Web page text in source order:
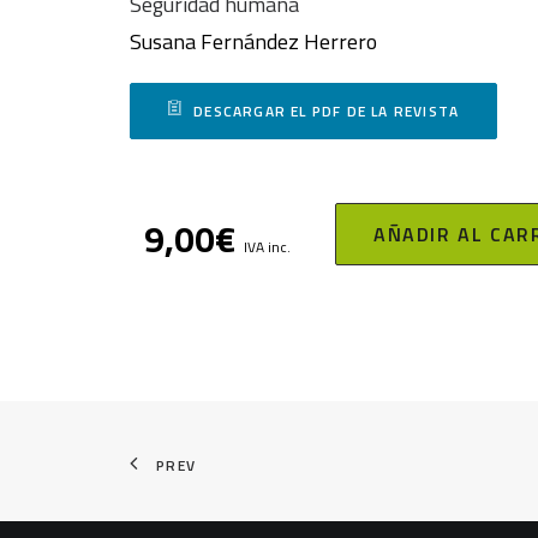
Susana Fernández Herrero
DESCARGAR EL PDF DE LA REVISTA
9,00€ IVA inc. AÑADIR AL
PREV